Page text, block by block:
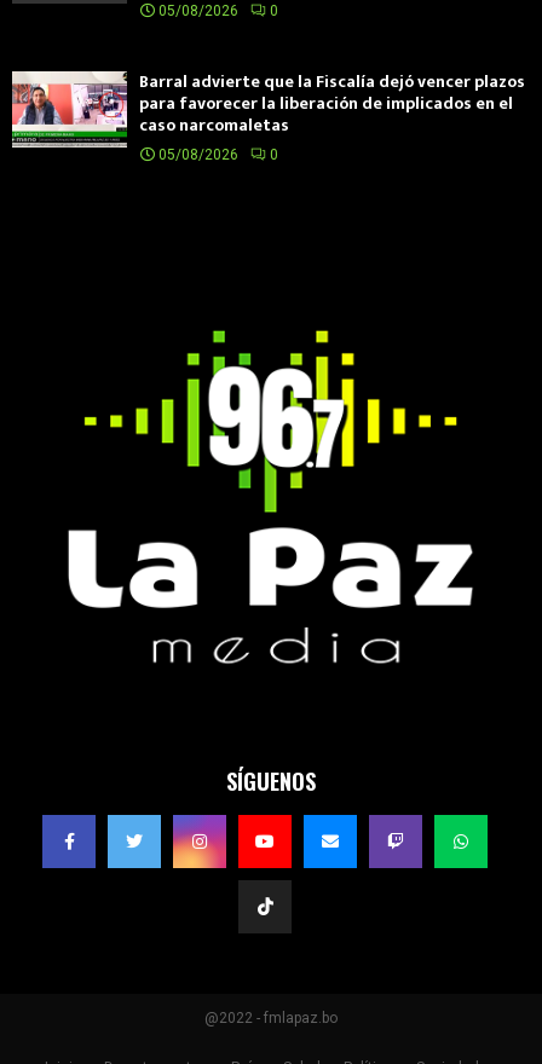
05/08/2026 0
Barral advierte que la Fiscalía dejó vencer plazos
para favorecer la liberación de implicados en el
caso narcomaletas
05/08/2026 0
SÍGUENOS
@2022 - fmlapaz.bo